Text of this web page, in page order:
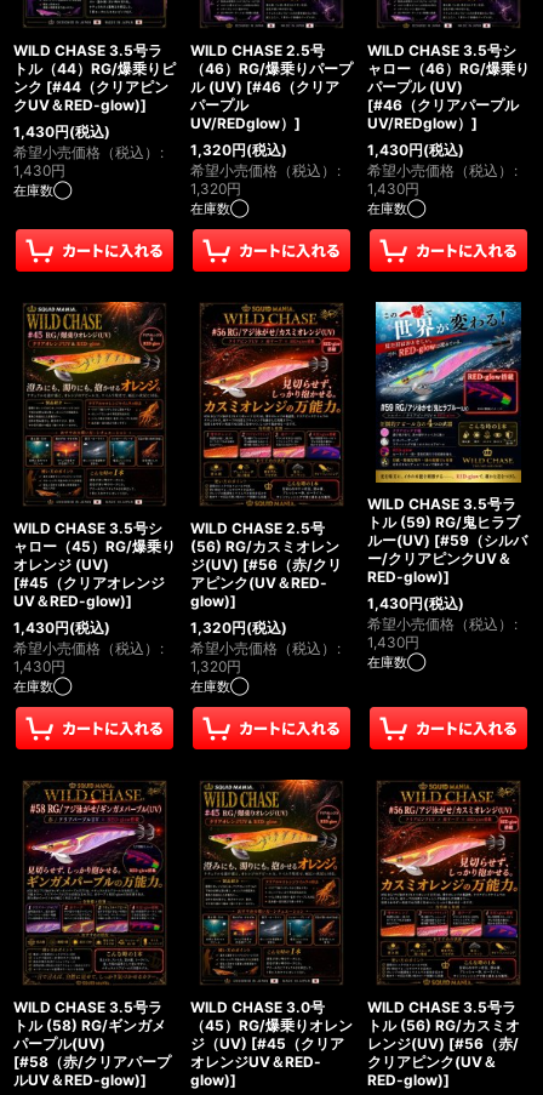
WILD CHASE 3.5号ラ
トル（44）RG/爆乗りピ
ンク [#44（クリアピン
クUV＆RED-glow)]
1,430円(税込)
希望小売価格（税込） :
1,430円
在庫数◯
WILD CHASE 2.5号
（46）RG/爆乗りパープ
ル (UV) [#46（クリア
パープル
UV/REDglow） ]
1,320円(税込)
希望小売価格（税込） :
1,320円
在庫数◯
WILD CHASE 3.5号シ
ャロー（46）RG/爆乗り
パープル (UV)
[#46（クリアパープル
UV/REDglow） ]
1,430円(税込)
希望小売価格（税込） :
1,430円
在庫数◯
WILD CHASE 3.5号シ
ャロー（45）RG/爆乗り
オレンジ (UV)
[#45（クリアオレンジ
UV＆RED-glow)]
1,430円(税込)
希望小売価格（税込） :
1,430円
在庫数◯
WILD CHASE 2.5号
(56) RG/カスミオレン
ジ(UV) [#56（赤/クリ
アピンク(UV＆RED-
glow)]
1,320円(税込)
希望小売価格（税込） :
1,320円
在庫数◯
WILD CHASE 3.5号ラ
トル (59) RG/鬼ヒラブ
ルー(UV) [#59（シルバ
ー/クリアピンクUV＆
RED-glow)]
1,430円(税込)
希望小売価格（税込） :
1,430円
在庫数◯
WILD CHASE 3.5号ラ
トル (58) RG/ギンガメ
パープル(UV)
[#58（赤/クリアパープ
ルUV＆RED-glow)]
WILD CHASE 3.0号
（45）RG/爆乗りオレン
ジ（UV) [#45（クリア
オレンジUV＆RED-
glow)]
WILD CHASE 3.5号ラ
トル (56) RG/カスミオ
レンジ(UV) [#56（赤/
クリアピンク(UV＆
RED-glow)]